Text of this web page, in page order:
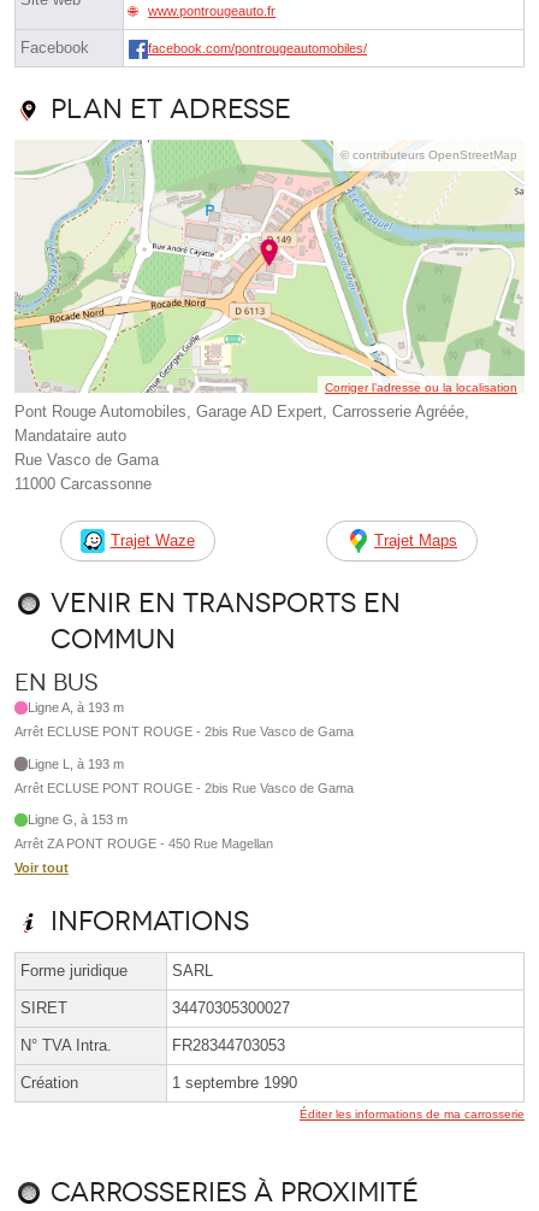
www.pontrougeauto.fr
Facebook facebook.com/pontrougeautomobiles/
Plan et adresse
© contributeurs OpenStreetMap
Corriger l’adresse ou la localisation
Pont Rouge Automobiles, Garage AD Expert, Carrosserie Agréée,
Mandataire auto
Rue Vasco de Gama
11000 Carcassonne
Trajet Waze Trajet Maps
Venir en transports en
commun
En bus
Ligne A, à 193 m
Arrêt ECLUSE PONT ROUGE - 2bis Rue Vasco de Gama
Ligne L, à 193 m
Arrêt ECLUSE PONT ROUGE - 2bis Rue Vasco de Gama
Ligne G, à 153 m
Arrêt ZA PONT ROUGE - 450 Rue Magellan
Voir tout
Informations
Forme juridique SARL
SIRET 34470305300027
N° TVA Intra. FR28344703053
Création 1 septembre 1990
Éditer les informations de ma carrosserie
Carrosseries à proximité